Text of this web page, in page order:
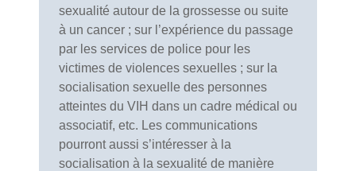
sexualité autour de la grossesse ou suite
à un cancer ; sur l’expérience du passage
par les services de police pour les
victimes de violences sexuelles ; sur la
socialisation sexuelle des personnes
atteintes du VIH dans un cadre médical ou
associatif, etc. Les communications
pourront aussi s’intéresser à la
socialisation à la sexualité de manière